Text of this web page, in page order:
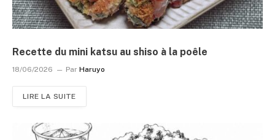
Recette du mini katsu au shiso à la poêle
18/06/2026 Par Haruyo
LIRE LA SUITE